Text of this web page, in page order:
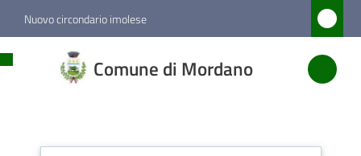
Vai al contenuto
Vai alla navigazione
Vai al footer
Nuovo circondario imolese
Comune di Mordano
di